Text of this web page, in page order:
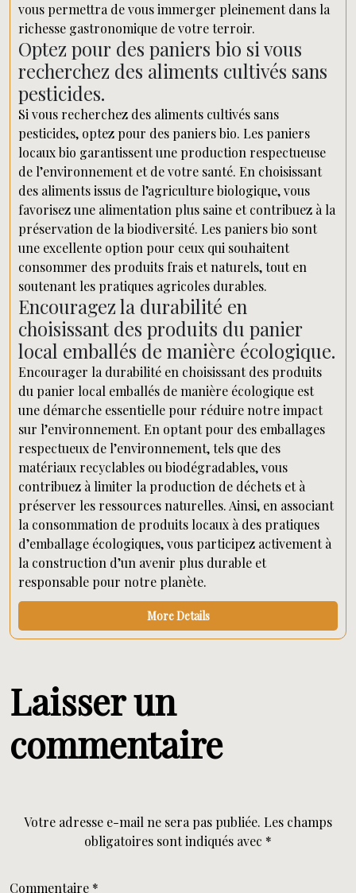
vous permettra de vous immerger pleinement dans la
richesse gastronomique de votre terroir.
Optez pour des paniers bio si vous
recherchez des aliments cultivés sans
pesticides.
Si vous recherchez des aliments cultivés sans
pesticides, optez pour des paniers bio. Les paniers
locaux bio garantissent une production respectueuse
de l’environnement et de votre santé. En choisissant
des aliments issus de l’agriculture biologique, vous
favorisez une alimentation plus saine et contribuez à la
préservation de la biodiversité. Les paniers bio sont
une excellente option pour ceux qui souhaitent
consommer des produits frais et naturels, tout en
soutenant les pratiques agricoles durables.
Encouragez la durabilité en
choisissant des produits du panier
local emballés de manière écologique.
Encourager la durabilité en choisissant des produits
du panier local emballés de manière écologique est
une démarche essentielle pour réduire notre impact
sur l’environnement. En optant pour des emballages
respectueux de l’environnement, tels que des
matériaux recyclables ou biodégradables, vous
contribuez à limiter la production de déchets et à
préserver les ressources naturelles. Ainsi, en associant
la consommation de produits locaux à des pratiques
d’emballage écologiques, vous participez activement à
la construction d’un avenir plus durable et
responsable pour notre planète.
More Details
Laisser un
commentaire
Votre adresse e-mail ne sera pas publiée. Les champs
obligatoires sont indiqués avec *
Commentaire *